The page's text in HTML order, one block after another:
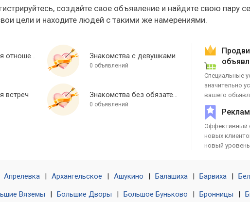
создайте свое объявление и найдите свою пару
цели и находите людей с такими же намерениями.
Знакомства для отношений Знакомства с девушками
0 объявлений
встреч Знакомства без обязательств
0 объявлений
Специальные
значительно
вашего
Эффективный
новых
новый
Апрелевка Архангельское Ашукино Балашиха Барвиха
Вяземы Большие Дворы Большое Буньково Бронницы